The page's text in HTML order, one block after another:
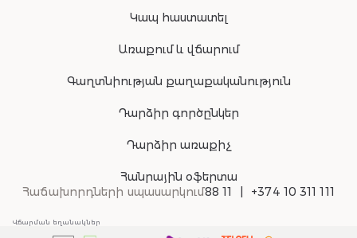
Կապ հաստատել
Առաքում և վճարում
Գաղտնիության քաղաքականություն
Դարձիր գործընկեր
Դարձիր առաքիչ
Հանրային օֆերտա
Հաճախորդների սպասարկում88 11 +374 10 311 111
Վճարման եղանակներ